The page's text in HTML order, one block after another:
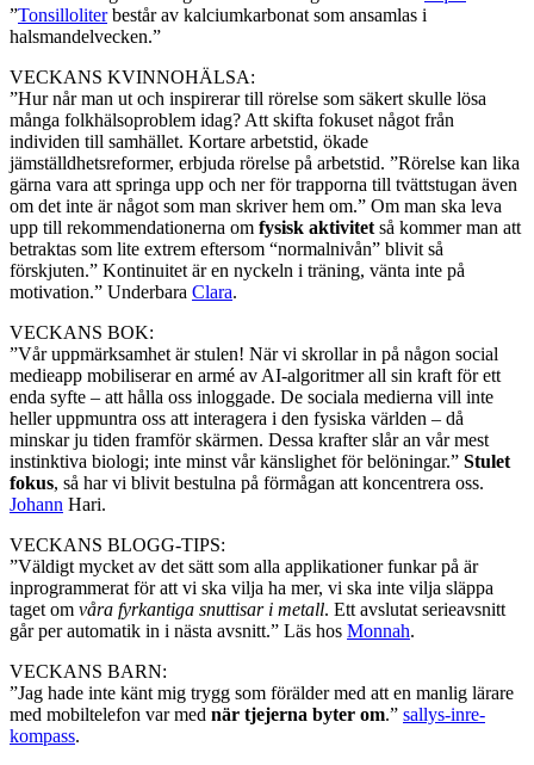
”Tonsilloliterbestår av kalciumkarbonat som ansamlas i
halsmandelvecken.”
VECKANS KVINNOHÄLSA:
”Hur når man ut och inspirerar till rörelse som säkert skulle lösa
många folkhälsoproblem idag? Att skifta fokuset något från
individen till samhället. Kortare arbetstid, ökade
jämställdhetsreformer, erbjuda rörelse på arbetstid. ”Rörelse kan lika
gärna vara att springa upp och ner för trapporna till tvättstugan även
om det inte är något som man skriver hem om.” Om man ska leva
upp till rekommendationerna om fysisk aktivitet så kommer man att
betraktas som lite extrem eftersom “normalnivån” blivit så
förskjuten.” Kontinuitet är en nyckeln i träning, vänta inte på
motivation.” Underbara Clara.
VECKANS BOK:
”Vår uppmärksamhet är stulen! När vi skrollar in på någon social
medieapp mobiliserar en armé av AI-algoritmer all sin kraft för ett
enda syfte – att hålla oss inloggade. De sociala medierna vill inte
heller uppmuntra oss att interagera i den fysiska världen – då
minskar ju tiden framför skärmen. Dessa krafter slår an vår mest
instinktiva biologi; inte minst vår känslighet för belöningar.” Stulet
fokus, så har vi blivit bestulna på förmågan att koncentrera oss.
Johann Hari.
VECKANS BLOGG-TIPS:
”Väldigt mycket av det sätt som alla applikationer funkar på är
inprogrammerat för att vi ska vilja ha mer, vi ska inte vilja släppa
taget om våra fyrkantiga snuttisar i metall. Ett avslutat serieavsnitt
går per automatik in i nästa avsnitt.” Läs hos Monnah.
VECKANS BARN:
”Jag hade inte känt mig trygg som förälder med att en manlig lärare
med mobiltelefon var med när tjejerna byter om.” sallys-inre-
kompass.